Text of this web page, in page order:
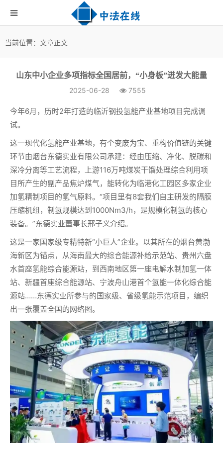
当前位置：文章正文
山东中小企业多项指标全国居前，“小身板”迸发大能量
2025-06-28
7555
今年6月，历时2年打造的临沂钢投氢能产业基地项目完成调
试。
这一现代化氢能产业基地，有个变废为宝、重构价值链的关键
环节由烟台东德实业有限公司承建：经由压缩、净化、脱碳和
深冷分离等工艺流程，上游116万吨煤炭干馏处理综合利用项
目所产生的副产品焦炉煤气，能转化为临港化工园区多家企业
加氢精制项目的氢气原料。“项目里有8套我们自主研发的隔膜
压缩机组，制氢规模达到1000Nm3/h，是规模化制氢的核心
装备。”东德实业董事长邢子义介绍。
这是一家国家级专精特新“小巨人”企业。以其所在的烟台黄渤
海新区为锚点，从海南最大的综合能源补给示范站、贵州六盘
水首座氢能综合能源站，到西南地区第一座电解水制加氢一体
站、新疆首座综合能源站、宁波舟山港首个氢能一体化综合能
源站……东德实业所参与的国家级、省级氢能示范项目，编织
出一张覆盖全国的网络图。